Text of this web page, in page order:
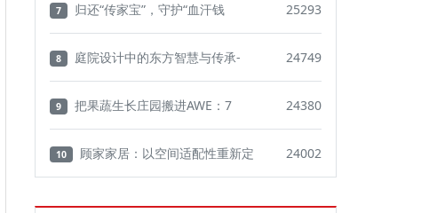
7 归还“传家宝”，守护“血汗钱 25293
8 庭院设计中的东方智慧与传承- 24749
9 把果蔬生长庄园搬进AWE：7 24380
10 顾家家居：以空间适配性重新定 24002